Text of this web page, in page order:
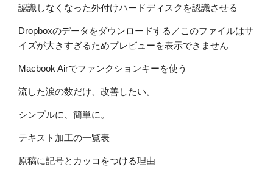
認識しなくなった外付けハードディスクを認識させる
Dropboxのデータをダウンロードする／このファイルはサ
イズが大きすぎるためプレビューを表示できません
Macbook Airでファンクションキーを使う
流した涙の数だけ、改善したい。
シンプルに、簡単に。
テキスト加工の一覧表
原稿に記号とカッコをつける理由